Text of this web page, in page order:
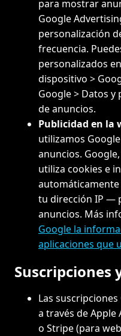
para mostrar
Google
personalización
frecuencia.
personalizados
dispositivo >
Google > Datos y
de anuncios.
Publicidad en la
utilizamos
anuncios.
utiliza cookies e
tu dirección IP —
anuncios. Más
Google la
aplicaciones que
Suscripciones
Las
a través de Apple
o Stripe (para